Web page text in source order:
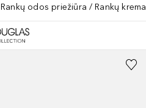
Rankų odos priežiūra Rankų